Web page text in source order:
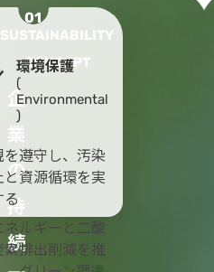
SUSTAINABILITY
CONCEPT
企
業
の
持
続
01
環境保護
(
Environmental
)
を遵守し、汚染
と資源循環を実
る
ネルギーと二酸
素排出削減を推